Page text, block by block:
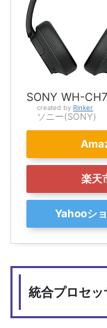
SONY WH-
created by Rinker
ソニー(SONY)
楽天
Yahooシ
統合プロセッ